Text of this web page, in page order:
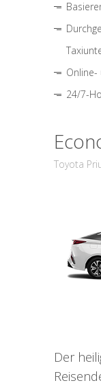
Online-
24/7-
Toyota
Der